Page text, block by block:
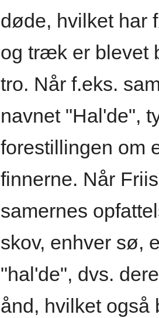
døde, hvilket har
og træk er blevet
tro. Når f.eks.
navnet "Hal'de",
forestillingen om
finnerne. Når
samernes
skov, enhver sø,
"hal'de", dvs.
ånd, hvilket